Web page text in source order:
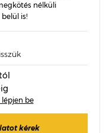
nélküli
is!
lépjen be
kérek